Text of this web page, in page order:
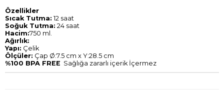
Özellikler
Sıcak Tutma: 12 saat
Soğuk Tutma: 24 saat
Hacim:750 ml.
Ağırlık:
Yapı: Çelik
Ölçüler: Çap Ø:7.5 cm x Y:28.5 cm
%100 BPA FREE Sağlığa zararlı içerik İçermez